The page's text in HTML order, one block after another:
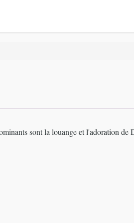
sont la louange et l'adoration de